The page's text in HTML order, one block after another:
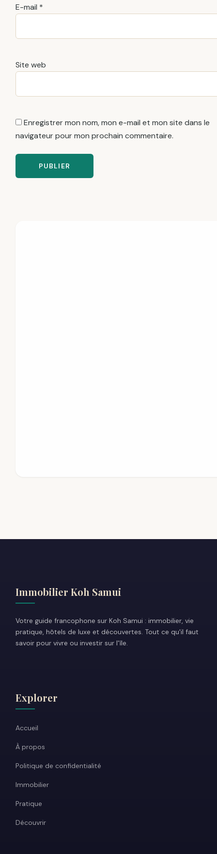
E-mail *
Site web
Enregistrer mon nom, mon e-mail et mon site dans le
navigateur pour mon prochain commentaire.
Immobilier Koh Samui
Votre guide francophone sur Koh Samui : immobilier, vie
pratique, hôtels de luxe et découvertes. Tout ce qu'il faut
savoir pour vivre ou investir sur l'île.
Explorer
Accueil
À propos
Politique de confidentialité
Immobilier
Pratique
Découvrir